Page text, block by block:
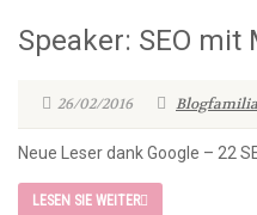
Speaker: SEO
26/02/2016 Blogfamilia
Neue Leser dank Google – 22
LESEN SIE WEITER